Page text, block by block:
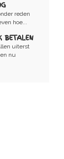
reden
hoe...
BETALEN
uiterst
nu